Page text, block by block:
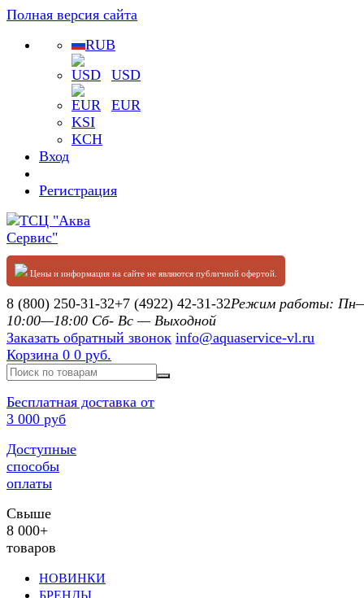
Полная версия сайта
RUB
USD
EUR
KSI
KCH
Вход
Регистрация
Цены и информация на сайте не являются публичной офертой.
8 (800) 250-31-32+7 (4922) 42-31-32Режим работы:
10:00—18:00 Сб- Вс — Выходной
Заказать обратный звонок info@aquaservice-vl.ru
Корзина 0 0 руб.
Бесплатная доставка от
3 000 руб
Доступные
способы
оплаты
Свыше
8 000+
товаров
НОВИНКИ